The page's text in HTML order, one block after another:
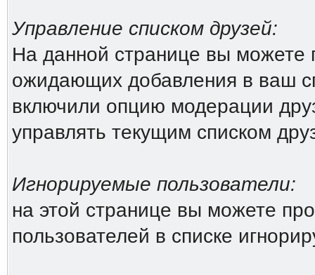
Управление списком друзей:
На данной странице вы можете
ожидающих добавления в ваш
включили опцию модерации
управлять текущим списком
Игнорируемые пользователи:
на этой странице вы можете
пользователей в списке